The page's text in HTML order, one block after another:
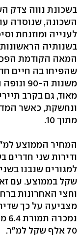
בשכונת נווה צדק
לענייה ומוזנחת
המאה הקודמת
שהפיחו בה חיים
משנות
מאוד, גם בקרב
מתוך 10.
למגורים שנבנו
שקל בממוצע. עם
70 אלף שקל למ"ר.